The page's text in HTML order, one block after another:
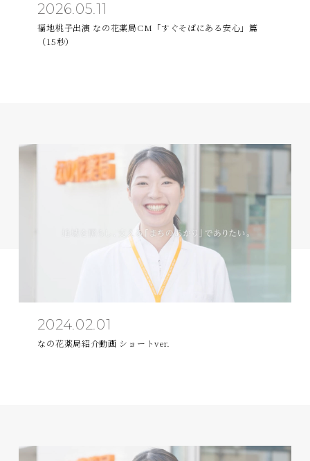
2026.05.11
福地桃子出演 なの花薬局CM「すぐそばにある安心」篇
（15秒）
2024.02.01
なの花薬局紹介動画 ショートver.